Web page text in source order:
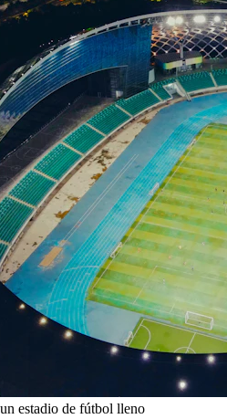
estadio de fútbol lleno